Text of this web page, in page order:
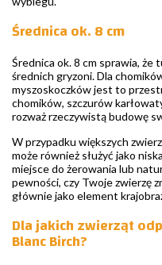
Średnica ok. 8 cm
Średnica ok. 8 cm sprawia, że
średnich gryzoni. Dla
myszoskoczków jest to
chomików, szczurów
rozważ rzeczywistą budowę
W przypadku większych
może również służyć jako
miejsce do żerowania lub
pewności, czy Twoje zwierzę
głównie jako element
Dla jakich zwierząt
Blanc Birch?